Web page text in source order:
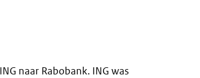
naar Rabobank. ING was